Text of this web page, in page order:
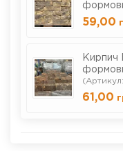
59,00
Кирпич
61,00